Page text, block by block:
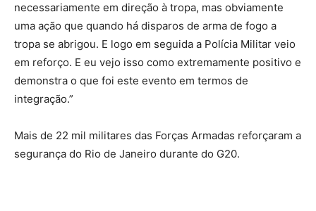
necessariamente em direção à tropa, mas obviamente
uma ação que quando há disparos de arma de fogo a
tropa se abrigou. E logo em seguida a Polícia Militar veio
em reforço. E eu vejo isso como extremamente positivo e
demonstra o que foi este evento em termos de
integração.”
Mais de 22 mil militares das Forças Armadas reforçaram a
segurança do Rio de Janeiro durante do G20.